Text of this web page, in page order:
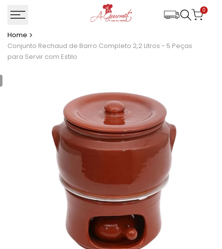
para
conteúdo
0
Home
Conjunto Rechaud de Barro Completo 2,2 Litros - 5 Peças
para Servir com Estilo